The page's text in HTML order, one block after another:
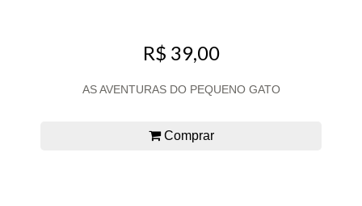
R$ 39,00
AS AVENTURAS DO PEQUENO GATO
Comprar